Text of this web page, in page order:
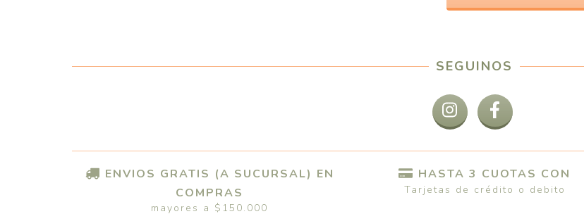
SEGUINOS
ENVIOS GRATIS (A SUCURSAL) EN
COMPRAS
mayores a $150.000
HASTA 3 CUOTAS CON
Tarjetas de crédito o debito